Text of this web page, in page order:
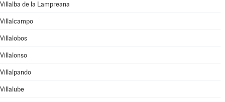
Villalba de la Lampreana
Villalcampo
Villalobos
Villalonso
Villalpando
Villalube